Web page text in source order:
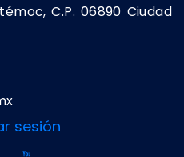
C.P. 06890 Ciudad
sesión